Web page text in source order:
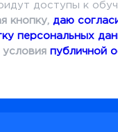
доступы к
кнопку, даю
персональных
публичной